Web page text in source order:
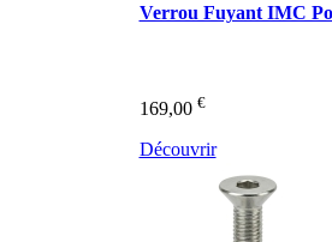
Verrou Fuyant IMC
169,00 €
Découvrir